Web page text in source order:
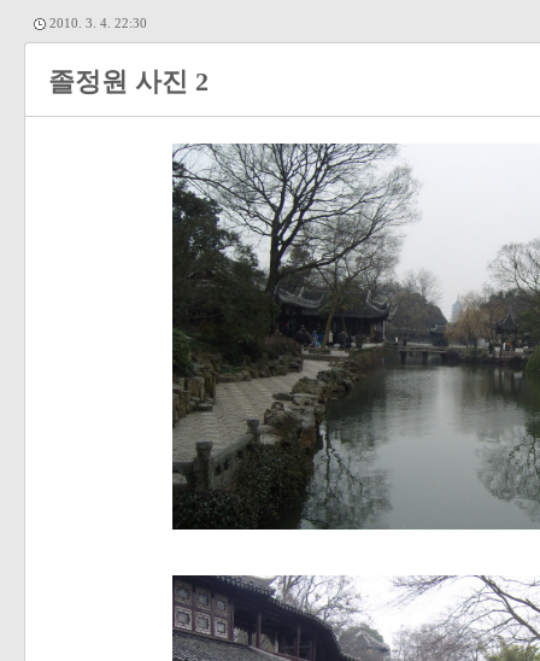
2010. 3. 4. 22:30
졸정원 사진 2